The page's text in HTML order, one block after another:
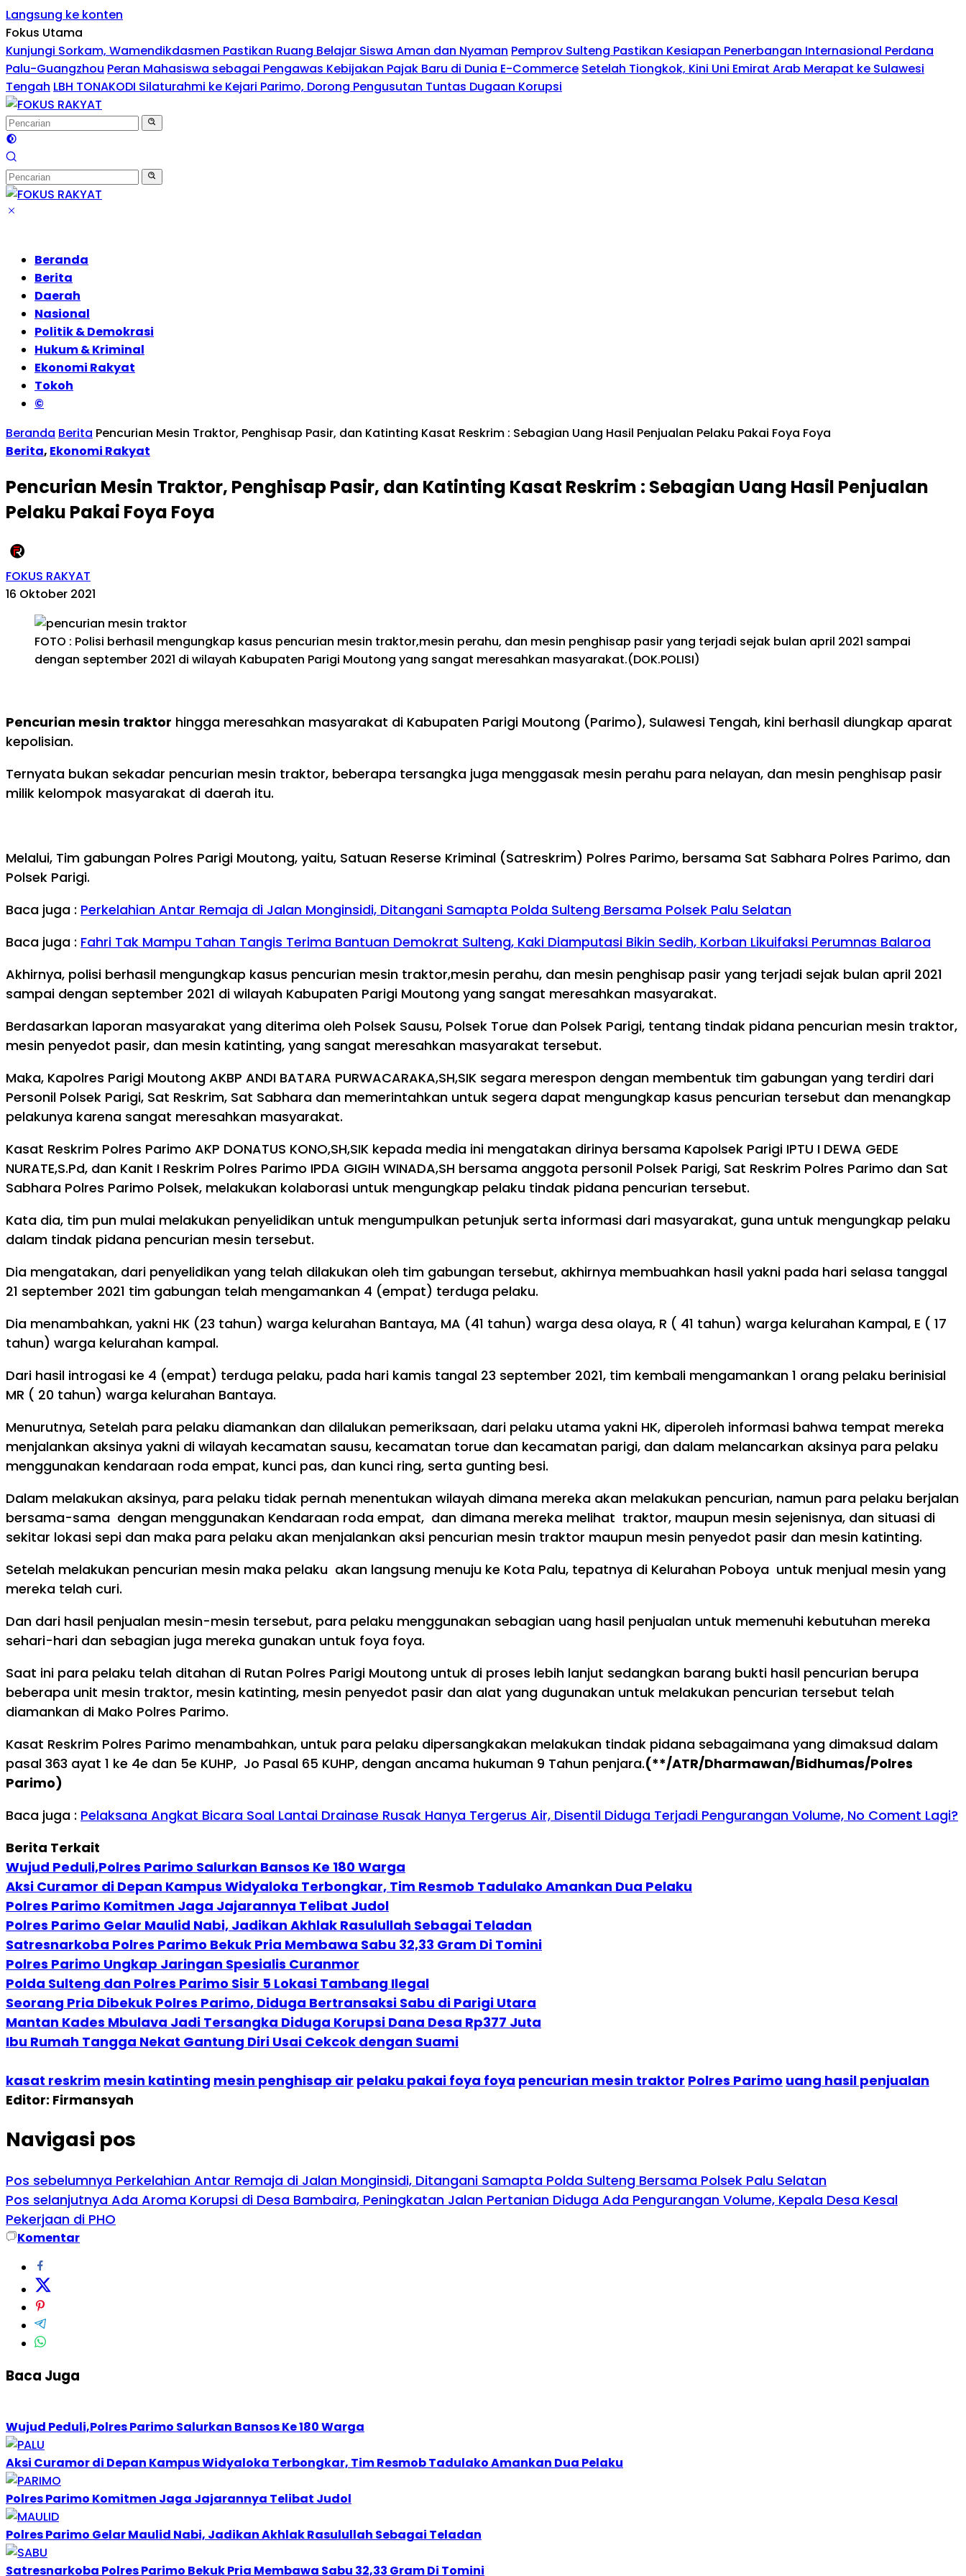
Langsung ke konten
Fokus Utama
Kunjungi Sorkam, Wamendikdasmen Pastikan Ruang Belajar Siswa Aman dan Nyaman Pemprov Sulteng Pastikan Kesiapan Penerbangan Internasional Perdana
Palu-Guangzhou Peran Mahasiswa sebagai Pengawas Kebijakan Pajak Baru di Dunia E-Commerce Setelah Tiongkok, Kini Uni Emirat Arab Merapat ke Sulawesi
Tengah LBH TONAKODI Silaturahmi ke Kejari Parimo, Dorong Pengusutan Tuntas Dugaan Korupsi
Beranda
Berita
Daerah
Nasional
Politik & Demokrasi
Hukum & Kriminal
Ekonomi Rakyat
Tokoh
©
Beranda Berita Pencurian Mesin Traktor, Penghisap Pasir, dan Katinting Kasat Reskrim : Sebagian Uang Hasil Penjualan Pelaku Pakai Foya Foya
Berita, Ekonomi Rakyat
Pencurian Mesin Traktor, Penghisap Pasir, dan Katinting Kasat Reskrim : Sebagian Uang Hasil Penjualan
Pelaku Pakai Foya Foya
FOKUS RAKYAT
16 Oktober 2021
FOTO : Polisi berhasil mengungkap kasus pencurian mesin traktor,mesin perahu, dan mesin penghisap pasir yang terjadi sejak bulan april 2021 sampai
dengan september 2021 di wilayah Kabupaten Parigi Moutong yang sangat meresahkan masyarakat.(DOK.POLISI)
Pencurian mesin traktor hingga meresahkan masyarakat di Kabupaten Parigi Moutong (Parimo), Sulawesi Tengah, kini berhasil diungkap aparat
kepolisian.
Ternyata bukan sekadar pencurian mesin traktor, beberapa tersangka juga menggasak mesin perahu para nelayan, dan mesin penghisap pasir
milik kelompok masyarakat di daerah itu.
Melalui, Tim gabungan Polres Parigi Moutong, yaitu, Satuan Reserse Kriminal (Satreskrim) Polres Parimo, bersama Sat Sabhara Polres Parimo, dan
Polsek Parigi.
Baca juga : Perkelahian Antar Remaja di Jalan Monginsidi, Ditangani Samapta Polda Sulteng Bersama Polsek Palu Selatan
Baca juga : Fahri Tak Mampu Tahan Tangis Terima Bantuan Demokrat Sulteng, Kaki Diamputasi Bikin Sedih, Korban Likuifaksi Perumnas Balaroa
Akhirnya, polisi berhasil mengungkap kasus pencurian mesin traktor,mesin perahu, dan mesin penghisap pasir yang terjadi sejak bulan april 2021
sampai dengan september 2021 di wilayah Kabupaten Parigi Moutong yang sangat meresahkan masyarakat.
Berdasarkan laporan masyarakat yang diterima oleh Polsek Sausu, Polsek Torue dan Polsek Parigi, tentang tindak pidana pencurian mesin traktor,
mesin penyedot pasir, dan mesin katinting, yang sangat meresahkan masyarakat tersebut.
Maka, Kapolres Parigi Moutong AKBP ANDI BATARA PURWACARAKA,SH,SIK segara merespon dengan membentuk tim gabungan yang terdiri dari
Personil Polsek Parigi, Sat Reskrim, Sat Sabhara dan memerintahkan untuk segera dapat mengungkap kasus pencurian tersebut dan menangkap
pelakunya karena sangat meresahkan masyarakat.
Kasat Reskrim Polres Parimo AKP DONATUS KONO,SH,SIK kepada media ini mengatakan dirinya bersama Kapolsek Parigi IPTU I DEWA GEDE
NURATE,S.Pd, dan Kanit I Reskrim Polres Parimo IPDA GIGIH WINADA,SH bersama anggota personil Polsek Parigi, Sat Reskrim Polres Parimo dan Sat
Sabhara Polres Parimo Polsek, melakukan kolaborasi untuk mengungkap pelaku tindak pidana pencurian tersebut.
Kata dia, tim pun mulai melakukan penyelidikan untuk mengumpulkan petunjuk serta informasi dari masyarakat, guna untuk mengungkap pelaku
dalam tindak pidana pencurian mesin tersebut.
Dia mengatakan, dari penyelidikan yang telah dilakukan oleh tim gabungan tersebut, akhirnya membuahkan hasil yakni pada hari selasa tanggal
21 september 2021 tim gabungan telah mengamankan 4 (empat) terduga pelaku.
Dia menambahkan, yakni HK (23 tahun) warga kelurahan Bantaya, MA (41 tahun) warga desa olaya, R ( 41 tahun) warga kelurahan Kampal, E ( 17
tahun) warga kelurahan kampal.
Dari hasil introgasi ke 4 (empat) terduga pelaku, pada hari kamis tangal 23 september 2021, tim kembali mengamankan 1 orang pelaku berinisial
MR ( 20 tahun) warga kelurahan Bantaya.
Menurutnya, Setelah para pelaku diamankan dan dilalukan pemeriksaan, dari pelaku utama yakni HK, diperoleh informasi bahwa tempat mereka
menjalankan aksinya yakni di wilayah kecamatan sausu, kecamatan torue dan kecamatan parigi, dan dalam melancarkan aksinya para pelaku
menggunakan kendaraan roda empat, kunci pas, dan kunci ring, serta gunting besi.
Dalam melakukan aksinya, para pelaku tidak pernah menentukan wilayah dimana mereka akan melakukan pencurian, namun para pelaku berjalan
bersama-sama dengan menggunakan Kendaraan roda empat, dan dimana mereka melihat traktor, maupun mesin sejenisnya, dan situasi di
sekitar lokasi sepi dan maka para pelaku akan menjalankan aksi pencurian mesin traktor maupun mesin penyedot pasir dan mesin katinting.
Setelah melakukan pencurian mesin maka pelaku akan langsung menuju ke Kota Palu, tepatnya di Kelurahan Poboya untuk menjual mesin yang
mereka telah curi.
Dan dari hasil penjualan mesin-mesin tersebut, para pelaku menggunakan sebagian uang hasil penjualan untuk memenuhi kebutuhan mereka
sehari-hari dan sebagian juga mereka gunakan untuk foya foya.
Saat ini para pelaku telah ditahan di Rutan Polres Parigi Moutong untuk di proses lebih lanjut sedangkan barang bukti hasil pencurian berupa
beberapa unit mesin traktor, mesin katinting, mesin penyedot pasir dan alat yang dugunakan untuk melakukan pencurian tersebut telah
diamankan di Mako Polres Parimo.
Kasat Reskrim Polres Parimo menambahkan, untuk para pelaku dipersangkakan melakukan tindak pidana sebagaimana yang dimaksud dalam
pasal 363 ayat 1 ke 4e dan 5e KUHP, Jo Pasal 65 KUHP, dengan ancama hukuman 9 Tahun penjara.(**/ATR/Dharmawan/Bidhumas/Polres
Parimo)
Baca juga : Pelaksana Angkat Bicara Soal Lantai Drainase Rusak Hanya Tergerus Air, Disentil Diduga Terjadi Pengurangan Volume, No Coment Lagi?
Berita Terkait
Wujud Peduli,Polres Parimo Salurkan Bansos Ke 180 Warga
Aksi Curamor di Depan Kampus Widyaloka Terbongkar, Tim Resmob Tadulako Amankan Dua Pelaku
Polres Parimo Komitmen Jaga Jajarannya Telibat Judol
Polres Parimo Gelar Maulid Nabi, Jadikan Akhlak Rasulullah Sebagai Teladan
Satresnarkoba Polres Parimo Bekuk Pria Membawa Sabu 32,33 Gram Di Tomini
Polres Parimo Ungkap Jaringan Spesialis Curanmor
Polda Sulteng dan Polres Parimo Sisir 5 Lokasi Tambang Ilegal
Seorang Pria Dibekuk Polres Parimo, Diduga Bertransaksi Sabu di Parigi Utara
Mantan Kades Mbulava Jadi Tersangka Diduga Korupsi Dana Desa Rp377 Juta
Ibu Rumah Tangga Nekat Gantung Diri Usai Cekcok dengan Suami
kasat reskrim mesin katinting mesin penghisap air pelaku pakai foya foya pencurian mesin traktor Polres Parimo uang hasil penjualan
Editor: Firmansyah
Navigasi pos
Pos sebelumnya Perkelahian Antar Remaja di Jalan Monginsidi, Ditangani Samapta Polda Sulteng Bersama Polsek Palu Selatan
Pos selanjutnya Ada Aroma Korupsi di Desa Bambaira, Peningkatan Jalan Pertanian Diduga Ada Pengurangan Volume, Kepala Desa Kesal
Pekerjaan di PHO
Komentar
Baca Juga
Wujud Peduli,Polres Parimo Salurkan Bansos Ke 180 Warga
Aksi Curamor di Depan Kampus Widyaloka Terbongkar, Tim Resmob Tadulako Amankan Dua Pelaku
Polres Parimo Komitmen Jaga Jajarannya Telibat Judol
Polres Parimo Gelar Maulid Nabi, Jadikan Akhlak Rasulullah Sebagai Teladan
Satresnarkoba Polres Parimo Bekuk Pria Membawa Sabu 32,33 Gram Di Tomini